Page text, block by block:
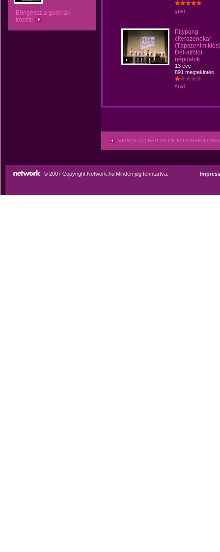
Böngéssz a galériák
között!
suvi
Pitypang
citerazenekar
Dél-alföldi
népdalok
13 éve
891 megtekintés
suvi
VISSZA A(Z) NÉPDALOK KÖZÖSSÉG
© 2007 Copyright Network.hu Minden jog fenntartva.